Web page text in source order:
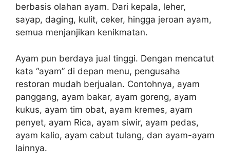
berbasis olahan ayam. Dari kepala, leher,
sayap, daging, kulit, ceker, hingga jeroan ayam,
semua menjanjikan kenikmatan.
Ayam pun berdaya jual tinggi. Dengan mencatut
kata “ayam” di depan menu, pengusaha
restoran mudah berjualan. Contohnya, ayam
panggang, ayam bakar, ayam goreng, ayam
kukus, ayam tim obat, ayam kremes, ayam
penyet, ayam Rica, ayam siwir, ayam pedas,
ayam kalio, ayam cabut tulang, dan ayam-ayam
lainnya.